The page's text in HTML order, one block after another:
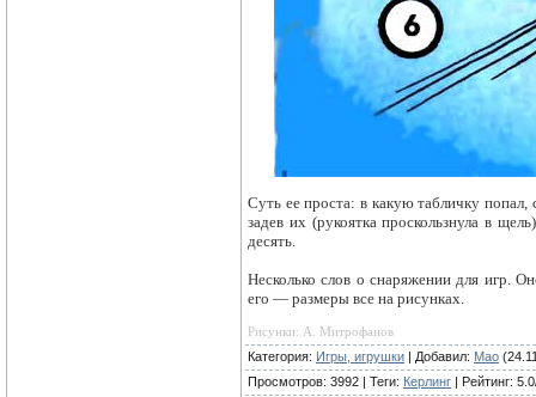
Суть ее проста: в какую табличку
задев их (рукоятка проскользнула в
десять.
Несколько слов о снаряжении для игр.
его — размеры все на рисунках.
Рисунки: А. Митрофанов
Категория: Игры, игрушки | Добавил: Mao
Просмотров: 3992 | Теги: Керлинг | Рейтинг: 5.0